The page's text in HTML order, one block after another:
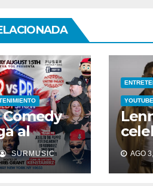
Comedy
al
este
SURMUSIC
YOUTUBE
de
enAGO